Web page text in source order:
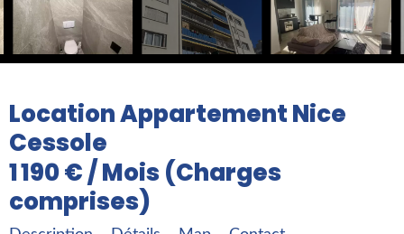
Location Appartement Nice
Cessole
1 190 € / Mois (Charges
comprises)